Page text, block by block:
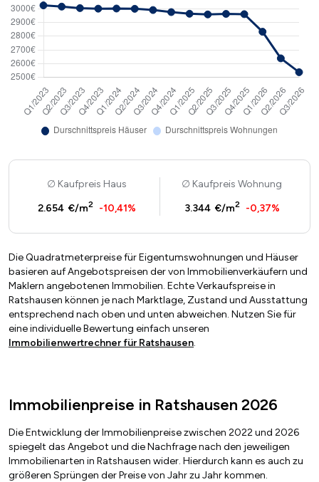
Kaufpreis Haus
2.654 €/m2 -10,41%
Kaufpreis Wohnung
3.344 €/m2 -0,37%
Die Quadratmeterpreise für Eigentumswohnungen und Häuser
basieren auf Angebotspreisen der von Immobilienverkäufern und
Maklern angebotenen Immobilien. Echte Verkaufspreise in
Ratshausen können je nach Marktlage, Zustand und Ausstattung
entsprechend nach oben und unten abweichen. Nutzen Sie für
eine individuelle Bewertung einfach unseren
Immobilienwertrechner für Ratshausen.
Immobilienpreise in Ratshausen 2026
Die Entwicklung der Immobilienpreise zwischen 2022 und 2026
spiegelt das Angebot und die Nachfrage nach den jeweiligen
Immobilienarten in Ratshausen wider. Hierdurch kann es auch zu
größeren Sprüngen der Preise von Jahr zu Jahr kommen.